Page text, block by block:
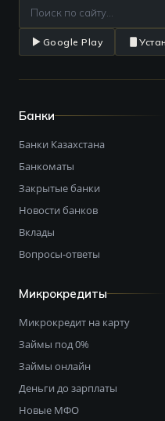
Google Play
Банки
Банки Казахстана
Банкоматы
Закрытые банки
Новости банков
Вклады
Вопросы-ответы
Микрокредиты
Микрокредит на карту
Займы под 0%
Займы онлайн
Деньги до зарплаты
Новые МФО